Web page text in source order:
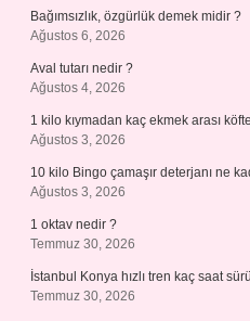
Bağımsızlık, özgürlük demek midir ?
Ağustos 6, 2026
Aval tutarı nedir ?
Ağustos 4, 2026
1 kilo kıymadan kaç ekmek arası
Ağustos 3, 2026
10 kilo Bingo çamaşır deterjanı ne
Ağustos 3, 2026
1 oktav nedir ?
Temmuz 30, 2026
İstanbul Konya hızlı tren kaç saat
Temmuz 30, 2026